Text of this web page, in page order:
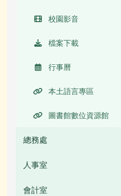
校園影音
檔案下載
行事曆
本土語言專區
圖書館數位資源館
總務處
人事室
會計室